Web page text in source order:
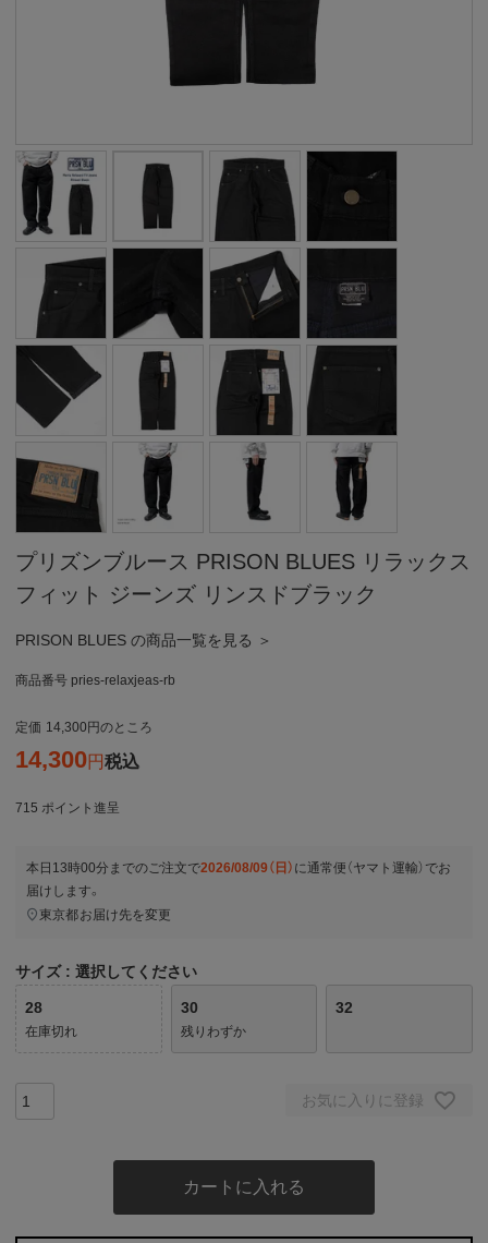
プリズンブルース PRISON BLUES リラックス
フィット ジーンズ リンスドブラック
PRISON BLUES の商品一覧を見る ＞
商品番号 pries-relaxjeas-rb
定価 14,300 のところ
14,300 税込
715 ポイント進呈
本日 13時00分 までのご注文で2026/08/09（日） に通常便（ヤマト運輸） でお
届けします。
東京都お届け先を変更
サイズ 選択してください
28
在庫切れ
30
残りわずか
32
お気に入りに登録
カートに入れる